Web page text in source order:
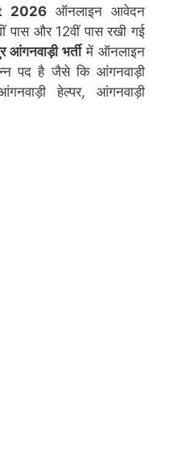
2026 ऑनलाइन आवेदन
पास और 12वीं पास रखी गई
आंगनवाड़ी भर्तीमें ऑनलाइन
पद है जैसे कि आंगनवाड़ी
हेल्पर, आंगनवाड़ी